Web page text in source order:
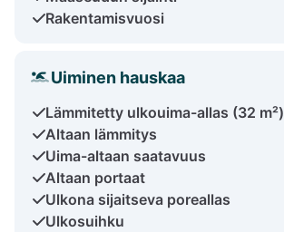
Rakentamisvuosi
Uiminen hauskaa
Lämmitetty ulkouima-allas (32 m²)
Altaan lämmitys
Uima-altaan saatavuus
Altaan portaat
Ulkona sijaitseva poreallas
Ulkosuihku